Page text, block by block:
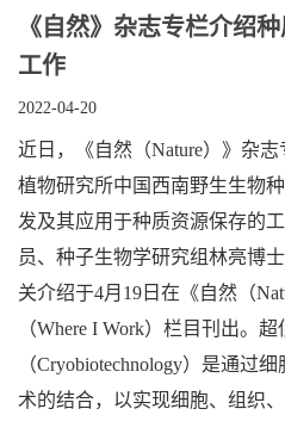
《自然》杂志专栏介绍
工作
2022-04-20
近日，《自然（Nature）》杂
植物研究所中国西南野生生物
发及其应用于种质资源保存的
员、种子生物学研究组林亮博
关介绍于4月19日在《自然（
（Where I Work）栏目刊出。
（Cryobiotechnology）是通过
术的结合，以实现细胞、组织